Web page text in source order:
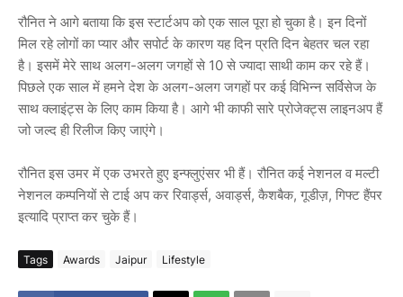
रौनित ने आगे बताया कि इस स्टार्टअप को एक साल पूरा हो चुका है। इन दिनों
मिल रहे लोगों का प्यार और सपोर्ट के कारण यह दिन प्रति दिन बेहतर चल रहा
है। इसमें मेरे साथ अलग-अलग जगहों से 10 से ज्यादा साथी काम कर रहे हैं।
पिछले एक साल में हमने देश के अलग-अलग जगहों पर कई विभिन्न सर्विसेज के
साथ क्लाइंट्स के लिए काम किया है। आगे भी काफी सारे प्रोजेक्ट्स लाइनअप हैं
जो जल्द ही रिलीज किए जाएंगे।
रौनित इस उमर में एक उभरते हुए इन्फ्लुएंसर भी हैं। रौनित कई नेशनल व मल्टी
नेशनल कम्पनियों से टाई अप कर रिवार्ड्स, अवार्ड्स, कैशबैक, गूडीज़, गिफ्ट हैंपर
इत्यादि प्राप्त कर चुके हैं।
Tags Awards Jaipur Lifestyle